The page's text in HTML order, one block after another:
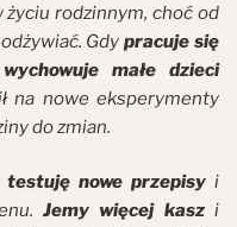
rodzinnym, choć od
Gdypracuje się
małe dzieci
na nowe eksperymenty
do zmian.
testuję nowe przepisyi
Jemy więcej kaszi